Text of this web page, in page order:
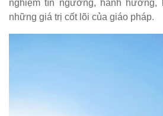
nghiệm tín ngưỡng, hành hương,
những giá trị cốt lõi của giáo pháp.